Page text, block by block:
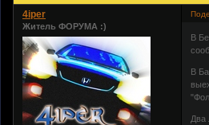
4iper
Житель ФОРУМА :)
В
В
Два